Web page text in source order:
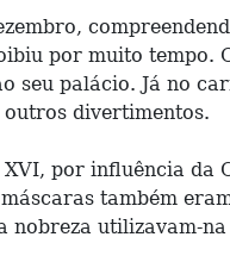
por muito tempo.
palácio. Já no
divertimentos.
por influência da
também
nobreza utilizavam-